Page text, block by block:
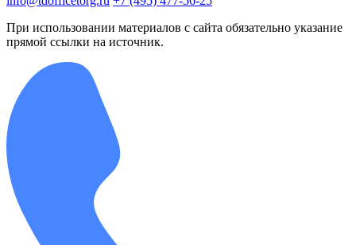
При использовании материалов с сайта обязательно указание
прямой ссылки на источник.